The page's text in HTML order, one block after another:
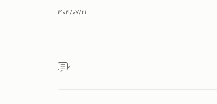
۱۴۰۳/۰۷/۲۱
۰